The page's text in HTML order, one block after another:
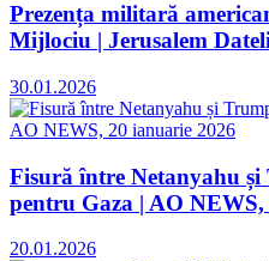
Prezența militară
Mijlociu | Jerusalem
30.01.2026
Fisură între Netanyahu
pentru Gaza | AO
20.01.2026